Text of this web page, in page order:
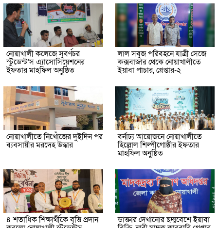
নোয়াখালী কলেজে সুবর্ণচর
স্টুডেন্ট’স এ্যাসোসিয়েশনের
ইফতার মাহফিল অনুষ্ঠিত
লাল সবুজ পরিবহনে যাত্রী সেজে
কক্সবাজার থেকে নোয়াখালীতে
ইয়াবা পাচার, গ্রেপ্তার-২
নোয়াখালীতে নিখোঁজের দুইদিন পর
ব্যবসায়ীর মরদেহ উদ্ধার
বর্নাঢ্য আয়োজনে নোয়াখালীতে
হিল্লোল শিল্পীগোষ্ঠীর ইফতার
মাহফিল অনুষ্ঠিত
৪ শতাধিক শিক্ষার্থীকে বৃত্তি প্রদান ডাক্তার দেখানোর ছদ্মবেশে ইয়াবা